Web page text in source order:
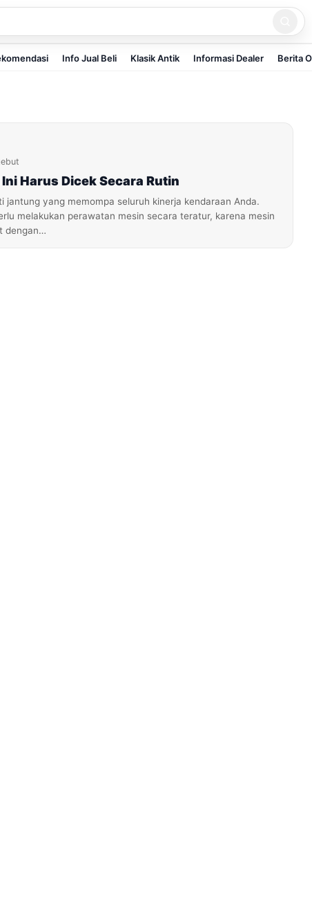
Info Jual Beli Klasik Antik Informasi Dealer Berita
Harus Dicek Secara Rutin
jantung yang memompa seluruh kinerja kendaraan Anda.
melakukan perawatan mesin secara teratur, karena mesin
dengan…